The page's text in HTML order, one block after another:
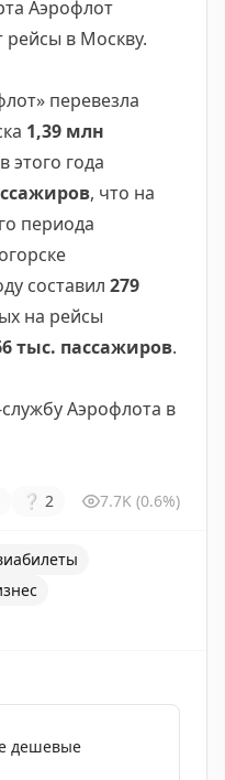
Аэрофлот
в Москву.
перевезла
1,39 млн
этого года
, что на
периода
составил 279
на рейсы
тыс. пассажиров.
Аэрофлота в
❔ 2 7.7K (0.6%)
дешевые